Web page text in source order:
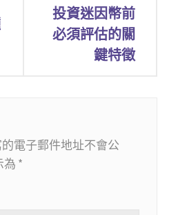
投資迷因幣前
必須評估的關
鍵特徵
電子郵件地址不會公
為 *